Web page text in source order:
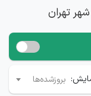
تهران
بروزشده‌ها